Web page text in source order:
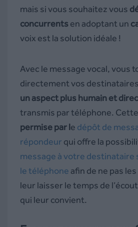
mais si vous souhaitez vous
concurrentsen adoptant un
voix est la solution idéale !
Avec le message vocal, vous
directement vos
un aspect plus humain et
transmis par téléphone. Cette
permise par le dépôt de
répondeur qui offre la
message à votre destinataire
le téléphone afin de ne pas
leur laisser le temps de
qui leur convient.